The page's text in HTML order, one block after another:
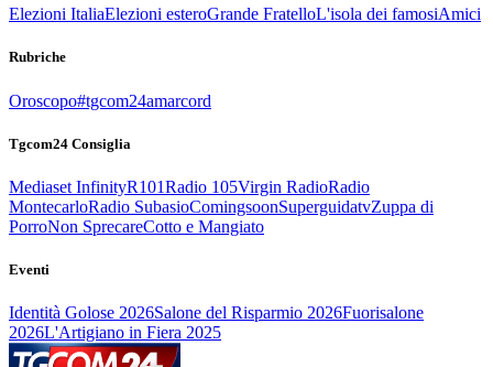
Elezioni ItaliaElezioni esteroGrande FratelloL'isola dei famosiAmici
Rubriche
Oroscopo#tgcom24amarcord
Tgcom24 Consiglia
Mediaset InfinityR101Radio 105Virgin RadioRadio
MontecarloRadio SubasioComingsoonSuperguidatvZuppa di
PorroNon SprecareCotto e Mangiato
Eventi
Identità Golose 2026Salone del Risparmio 2026Fuorisalone
2026L'Artigiano in Fiera 2025